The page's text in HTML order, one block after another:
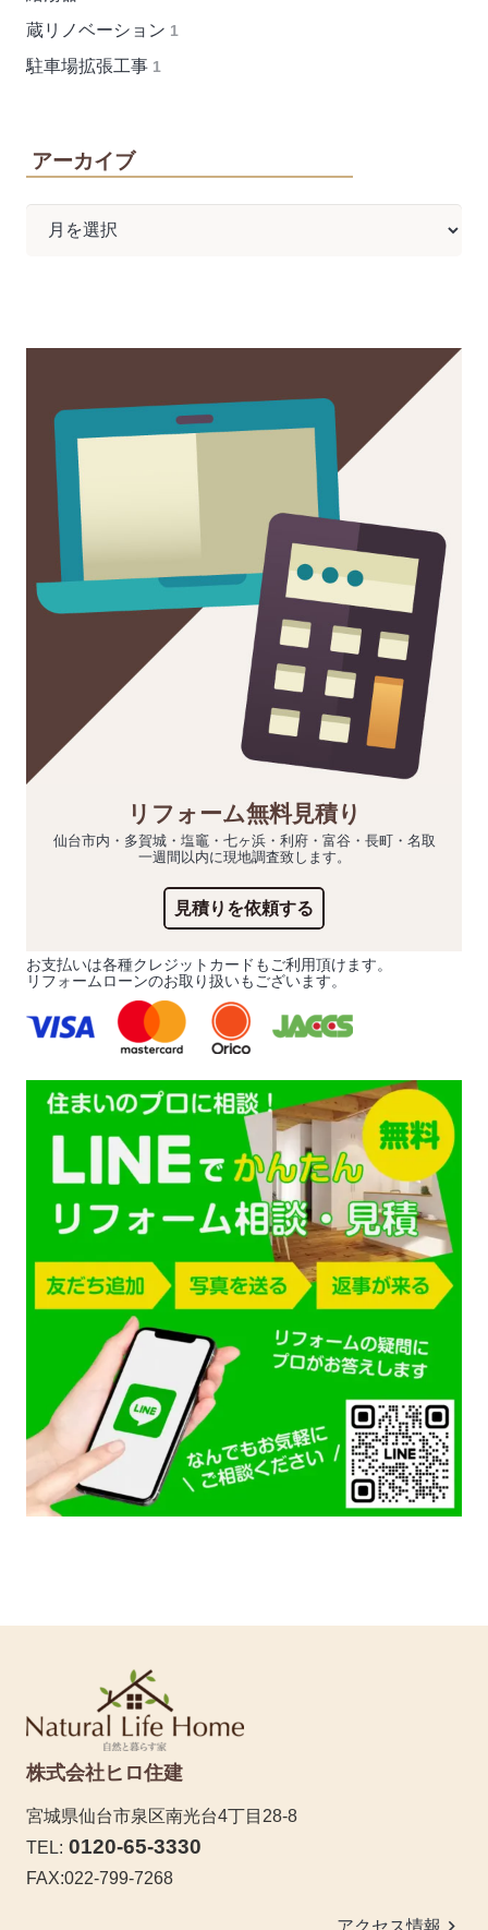
蔵リノベーション 1
駐車場拡張工事 1
アーカイブ
リフォーム無料見積り
仙台市内・多賀城・塩竈・七ヶ浜・利府・富谷・長町・名取
一週間以内に現地調査致します。
見積りを依頼する
お支払いは各種クレジットカードもご利用頂けます。
リフォームローンのお取り扱いもございます。
株式会社ヒロ住建
宮城県仙台市泉区南光台4丁目28-8
TEL: 0120-65-3330
FAX:022-799-7268
アクセス情報 keyboard_arrow_right